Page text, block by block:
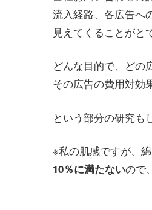
流入経路、各広告へ
見えてくることがと
どんな目的で、どの
その広告の費用対効
という部分の研究も
※私の肌感ですが、
10％に満たないので